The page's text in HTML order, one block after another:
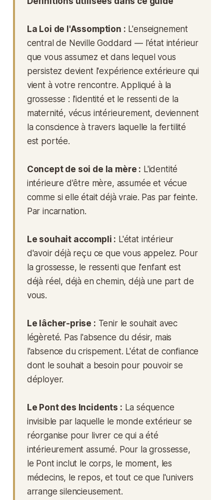
La Loi de l'Assomption : L'enseignement
central de Neville Goddard — l'état intérieur
que vous assumez et dans lequel vous
persistez devient l'expérience extérieure qui
vient à votre rencontre. Appliqué à la
grossesse : l'identité et le ressenti de la
maternité, vécus intérieurement, deviennent
la conscience à travers laquelle la fertilité
est portée.
Concept de soi de la mère : L'identité
intérieure d'être mère, assumée et vécue
comme si elle était déjà vraie. Pas par feinte.
Par incarnation.
Le souhait accompli : L'état intérieur
d'avoir déjà reçu ce que vous appelez. Pour
la grossesse, le ressenti que l'enfant est
déjà réel, déjà en chemin, déjà une part de
vous.
Le lâcher-prise : Tenir le souhait avec
légèreté. Pas l'absence du désir, mais
l'absence du crispement. L'état de confiance
dont le souhait a besoin pour pouvoir se
déployer.
Le Pont des Incidents : La séquence
invisible par laquelle le monde extérieur se
réorganise pour livrer ce qui a été
intérieurement assumé. Pour la grossesse,
le Pont inclut le corps, le moment, les
médecins, le repos, et tout ce que l'univers
arrange silencieusement.